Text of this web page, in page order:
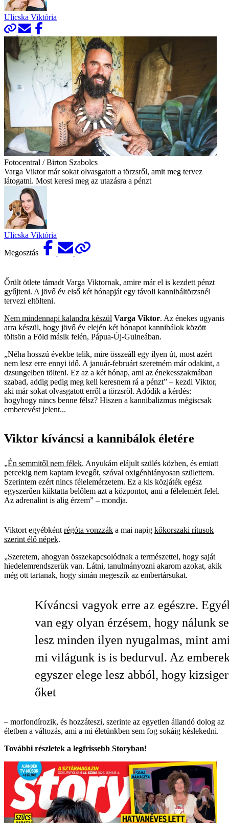
Ulicska Viktória
Fotocentral / Birton Szabolcs
Varga Viktor már sokat olvasgatott a törzsről, amit meg tervez
látogatni. Most keresi meg az utazásra a pénzt
Ulicska Viktória
Megosztás
Őrült ötlete támadt Varga Viktornak, amire már el is kezdett pénzt
gyűjteni. A jövő év első két hónapját egy távoli kannibáltörzsnél
tervezi eltölteni.
Nem mindennapi kalandra készül Varga Viktor. Az énekes ugyanis
arra készül, hogy jövő év elején két hónapot kannibálok között
töltsön a Föld másik felén, Pápua-Új-Guineában.
„Néha hosszú évekbe telik, mire összeáll egy ilyen út, most azért
nem lesz erre ennyi idő. A január-februárt szeretném már odakint, a
dzsungelben tölteni. Ez az a két hónap, ami az énekesszakmában
szabad, addig pedig meg kell keresnem rá a pénzt” – kezdi Viktor,
aki már sokat olvasgatott erről a törzsről. Adódik a kérdés:
hogyhogy nincs benne félsz? Hiszen a kannibalizmus mégiscsak
emberevést jelent...
Viktor kíváncsi a kannibálok életére
„Én semmitől nem félek. Anyukám elájult szülés közben, és emiatt
percekig nem kaptam levegőt, szóval oxigénhiányosan születtem.
Szerintem ezért nincs félelemérzetem. Ez a kis közjáték egész
egyszerűen kiiktatta belőlem azt a központot, ami a félelemért felel.
Az adrenalint is alig érzem” – mondja.
Viktort egyébként régóta vonzzák a mai napig kőkorszaki rítusok
szerint élő népek.
„Szeretem, ahogyan összekapcsolódnak a természettel, hogy saját
hiedelemrendszerük van. Látni, tanulmányozni akarom azokat, akik
még ott tartanak, hogy simán megeszik az embertársukat.
Kíváncsi vagyok erre az egészre.
van egy olyan érzésem, hogy nálunk
lesz minden ilyen nyugalmas, mint
mi világunk is is bedurvul. Az
egyszer elege lesz abból, hogy
őket
– morfondírozik, és hozzáteszi, szerinte az egyetlen állandó dolog az
életben a változás, ami a mi életünkben sem fog sokáig késlekedni.
További részletek a legfrissebb Storyban!